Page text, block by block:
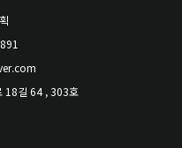
18길 64 , 303호